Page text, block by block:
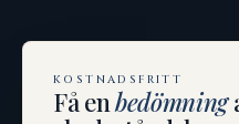
KOSTNADSFRITT
Få enbedömning